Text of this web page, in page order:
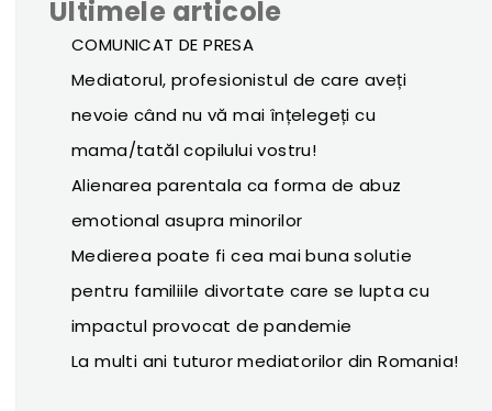
Ultimele articole
COMUNICAT DE PRESA
Mediatorul, profesionistul de care aveți
nevoie când nu vă mai înțelegeți cu
mama/tatăl copilului vostru!
Alienarea parentala ca forma de abuz
emotional asupra minorilor
Medierea poate fi cea mai buna solutie
pentru familiile divortate care se lupta cu
impactul provocat de pandemie
La multi ani tuturor mediatorilor din Romania!